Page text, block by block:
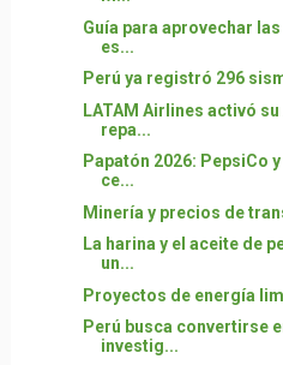
Guía para aprovechar
es...
Perú ya registró 296
LATAM Airlines activó
repa...
Papatón 2026: PepsiCo
ce...
Minería y precios de
La harina y el aceite de
un...
Proyectos de energía
Perú busca convertirse
investig...